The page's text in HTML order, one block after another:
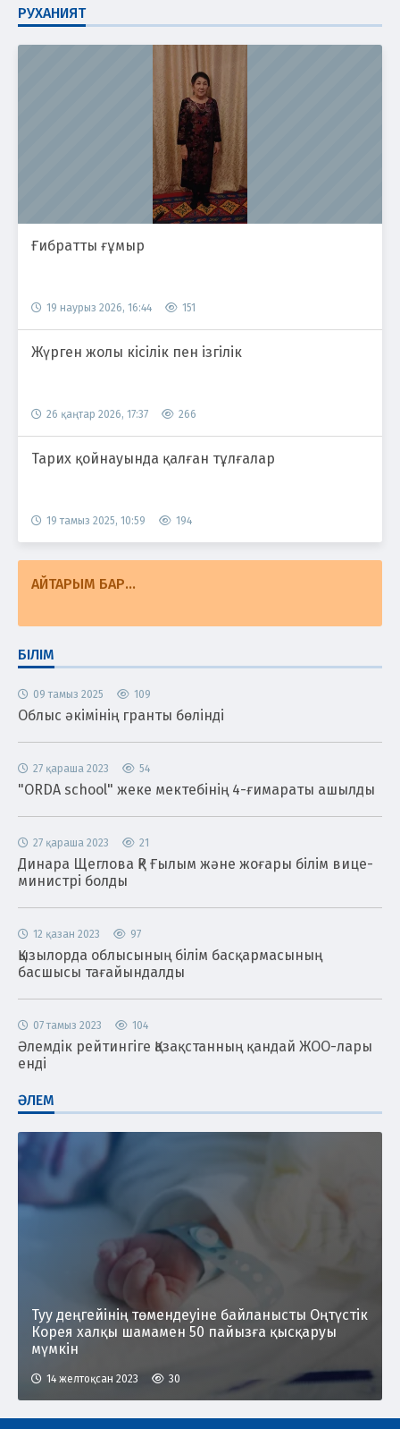
РУХАНИЯТ
Ғибратты ғұмыр
19 наурыз 2026, 16:44 151
Жүрген жолы кісілік пен ізгілік
26 қаңтар 2026, 17:37 266
Тарих қойнауында қалған тұлғалар
19 тамыз 2025, 10:59 194
АЙТАРЫМ БАР...
БІЛІМ
09 тамыз 2025 109
Облыс әкімінің гранты бөлінді
27 қараша 2023 54
"ORDA school" жеке мектебінің 4-ғимараты ашылды
27 қараша 2023 21
Динара Щеглова ҚР Ғылым және жоғары білім вице-
министрі болды
12 қазан 2023 97
Қызылорда облысының білім басқармасының
басшысы тағайындалды
07 тамыз 2023 104
Әлемдік рейтингіге Қазақстанның қандай ЖОО-лары
енді
ӘЛЕМ
Туу деңгейінің төмендеуіне байланысты Оңтүстік
Корея халқы шамамен 50 пайызға қысқаруы
мүмкін
14 желтоқсан 2023 30